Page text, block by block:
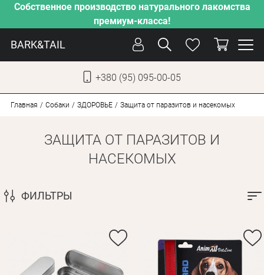
Собственное производство натурального лакомства
премиум-класса!
BARK&TAIL
+380 (95) 095-00-05
УХОД
ЗАБОТА
АКЦИИ
ДЛЯ КОТОВ
Главная Собаки ЗДОРОВЬЕ Защита от паразитов и насекомых
ЗАЩИТА ОТ ПАРАЗИТОВ И
НАСЕКОМЫХ
ФИЛЬТРЫ